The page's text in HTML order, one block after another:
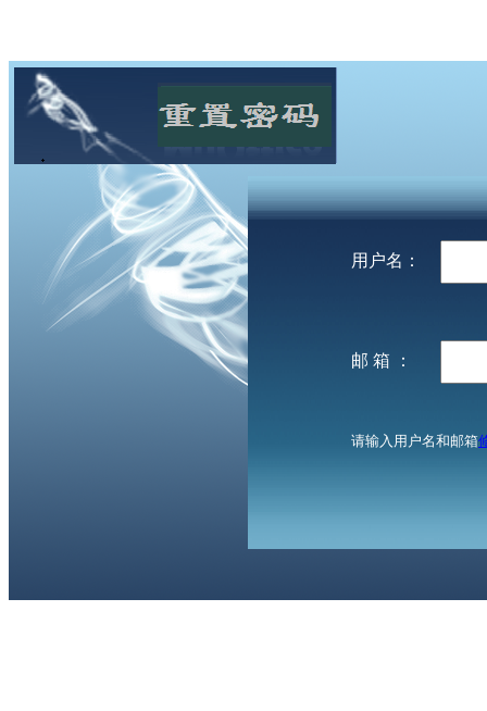
用户名：
邮 箱 ：
请输入用户名和邮箱